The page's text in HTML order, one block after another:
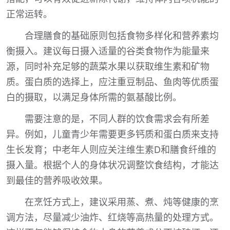
正常运转。
合理膳食的基础原则包括食物多样化和营养素均
衡摄入。建议每日摄入适量的谷类食物作为能量来
源，同时补充足够的蔬菜水果以获取维生素和矿物
质。蛋白质的选择上，应注重豆制品、鱼肉等优质蛋
白的摄取，以满足身体所需的氨基酸比例。
需要注意的是，不同人群的饮食需求会有所差
异。例如，儿童青少年需要更多钙质和蛋白质来支持
生长发育；中老年人则应关注维生素D和膳食纤维的
摄入量。根据个人的身体状况调整饮食结构，才能达
到最佳的营养吸收效果。
在烹饪方式上，建议采用蒸、煮、炖等健康的烹
调方法，尽量减少油炸、红烧等高热量的处理方式。